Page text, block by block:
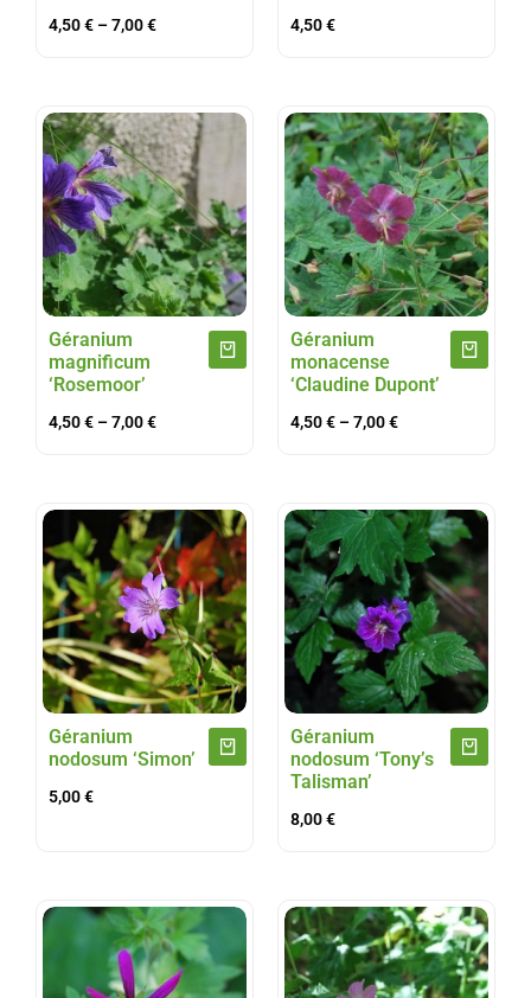
4,50€ –7,00€ 4,50€
Géranium
magnificum
‘Rosemoor’
4,50€ –7,00€
Géranium
monacense
‘Claudine Dupont’
4,50€ –7,00€
Géranium
nodosum ‘Simon’
5,00€
Géranium
nodosum ‘Tony’s
Talisman’
8,00€